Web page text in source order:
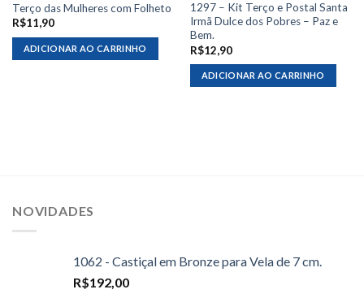
Terço das Mulheres com Folheto
R$11,90
ADICIONAR AO CARRINHO
1297 – Kit Terço e Postal Santa
Irmã Dulce dos Pobres – Paz e
Bem.
R$12,90
ADICIONAR AO CARRINHO
NOVIDADES
1062 - Castiçal em Bronze para Vela de 7 cm.
R$192,00